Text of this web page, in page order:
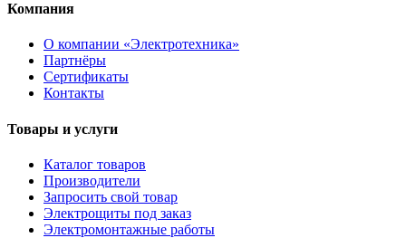
Компания
О компании «Электротехника»
Партнёры
Сертификаты
Контакты
Товары и услуги
Каталог товаров
Производители
Запросить свой товар
Электрощиты под заказ
Электромонтажные работы